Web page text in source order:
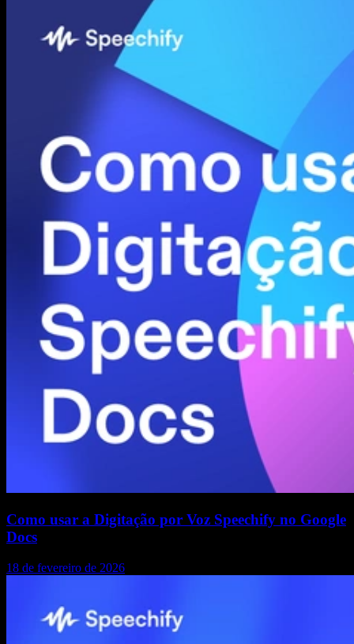
Como usar a Digitação por Voz Speechify no Google
Docs
18 de fevereiro de 2026